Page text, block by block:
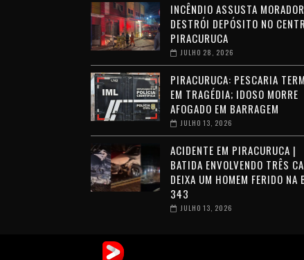
INCÊNDIO ASSUSTA
DESTRÓI DEPÓSITO NO
PIRACURUCA
JULHO 28, 2026
PIRACURUCA: PESCARIA
EM TRAGÉDIA; IDOSO MORRE
AFOGADO EM BARRAGEM
JULHO 13, 2026
ACIDENTE EM PIRACURUCA |
BATIDA ENVOLVENDO TRÊS
DEIXA UM HOMEM FERIDO NA
343
JULHO 13, 2026